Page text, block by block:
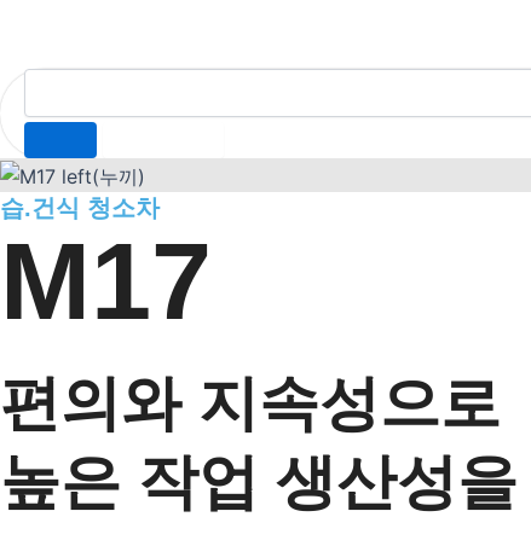
습.건식 청소차
M17
편의와 지속성으로
높은 작업 생산성을